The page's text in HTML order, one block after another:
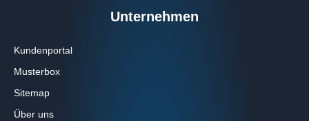
Unternehmen
Kundenportal
Musterbox
Sitemap
Über uns